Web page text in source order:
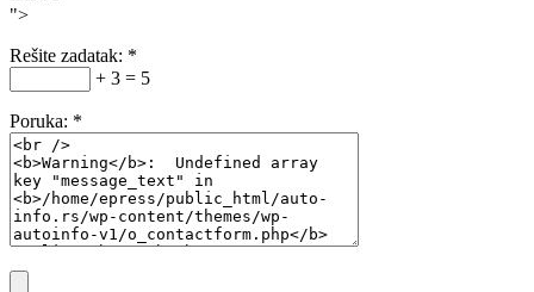
">
Rešite zadatak: *
+ 3 = 5
Poruka: *